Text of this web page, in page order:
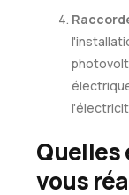
Quelles
vous